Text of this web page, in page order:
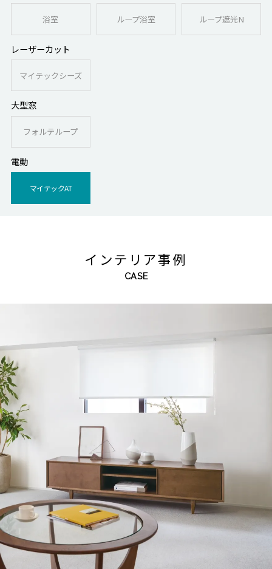
浴室 ループ浴室 ループ遮光N
レーザーカット
マイテックシーズ
大型窓
フォルテループ
電動
マイテックAT
インテリア事例
CASE